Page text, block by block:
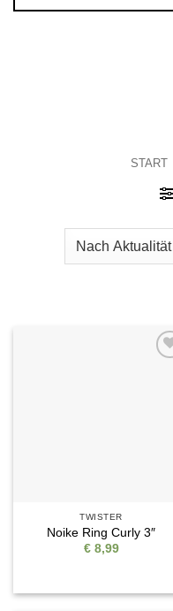
START
TWISTER
Noike Ring Curly 3″
€8,99